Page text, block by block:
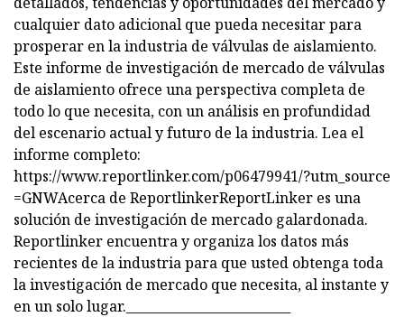
cualquier dato adicional que pueda necesitar para
prosperar en la industria de válvulas de aislamiento.
Este informe de investigación de mercado de válvulas
de aislamiento ofrece una perspectiva completa de
todo lo que necesita, con un análisis en profundidad
del escenario actual y futuro de la industria. Lea el
informe completo:
https://www.reportlinker.com/p06479941/?utm_source
=GNWAcerca de ReportlinkerReportLinker es una
solución de investigación de mercado galardonada.
Reportlinker encuentra y organiza los datos más
recientes de la industria para que usted obtenga toda
la investigación de mercado que necesita, al instante y
en un solo lugar.__________________________